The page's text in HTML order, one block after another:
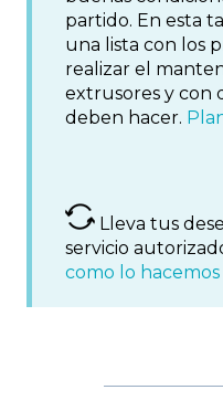
partido. En esta
una lista con los
realizar el
extrusores y con
deben hacer.
Lleva tus
servicio
como lo hacemos